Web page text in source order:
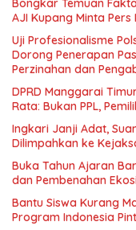
Bongkar Temuan
AJI Kupang Minta
Uji Profesionalisme
Dorong Penerapan
Perzinahan dan
DPRD Manggarai
Rata: Bukan PPL,
Ingkari Janji Adat,
Dilimpahkan ke
Buka Tahun Ajaran
dan Pembenahan
Bantu Siswa Kurang
Program Indonesia